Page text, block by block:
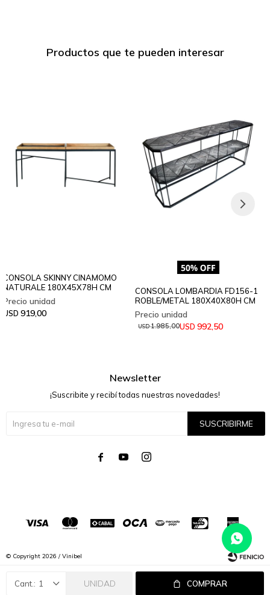
1 UNIDAD COMPRAR
Productos que te pueden interesar
CONSOLA SKINNY CINAMOMO
NATURALE 180X45X78H CM
USD 919,00
CONSOLA LOMBARDIA FD156-1
ROBLE/METAL 180X40X80H CM
USD 992,50
USD1.985,00
Newsletter
¡Suscribite y recibí todas nuestras novedades!
SUSCRIBIRME
  
© Copyright 2026 / Vinibel